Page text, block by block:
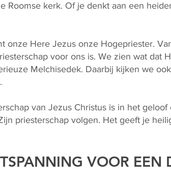
Roomse kerk. Of je denkt aan een
onze Here Jezus onze Hogepriester.
voor ons is. We zien wat dat
Melchisedek. Daarbij kijken we
van Jezus Christus is in het
priesterschap volgen. Het geeft je
VOOR EEN